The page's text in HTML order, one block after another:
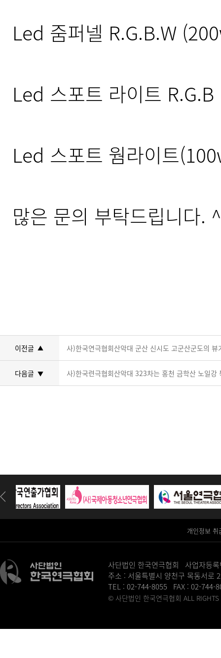
Led 줌퍼넬 R.G.B.W
Led 스포트 라이트
Led 스포트 웜라이트
많은 문의 부탁드립니다.
이전글 ▲ 사)한국연극협회산악대 군산 신시도 고군산군도의
다음글 ▼ 사)한국련극협회산악대 323차는 홍천 금학산 노일
개인정보 취
사단법인 한국연극협회 사업자등
주소 : 서울특별시 양천구 목동서로
TEL : 02-744-8055 FAX : 02-
© 사단법인 한국연극협회 ALL RIGHTS